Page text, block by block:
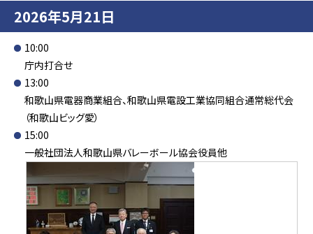
2026年5月21日
10:00
庁内打合せ
13:00
和歌山県電器商業組合、和歌山県電設工業協同組合通常総代会
（和歌山ビッグ愛）
15:00
一般社団法人和歌山県バレーボール協会役員他